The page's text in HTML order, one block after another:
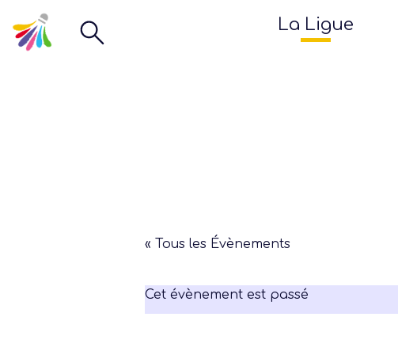
La Ligue
« Tous les Évènements
Cet évènement est passé